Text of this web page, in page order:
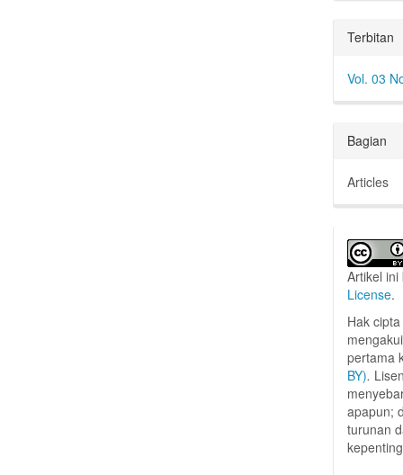
Terbitan
Vol. 03
Bagian
Articles
Artikel
License.
Hak
pertama
BY).
apapun;
turunan